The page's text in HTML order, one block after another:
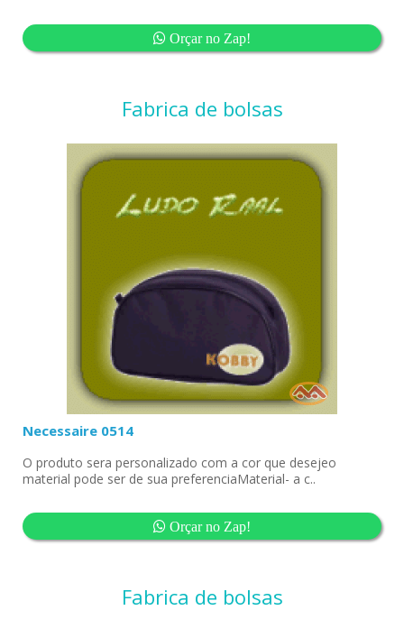
Orçar no Zap!
Fabrica de bolsas
Necessaire 0514
O produto sera personalizado com a cor que desejeo
material pode ser de sua preferenciaMaterial- a c..
Orçar no Zap!
Fabrica de bolsas